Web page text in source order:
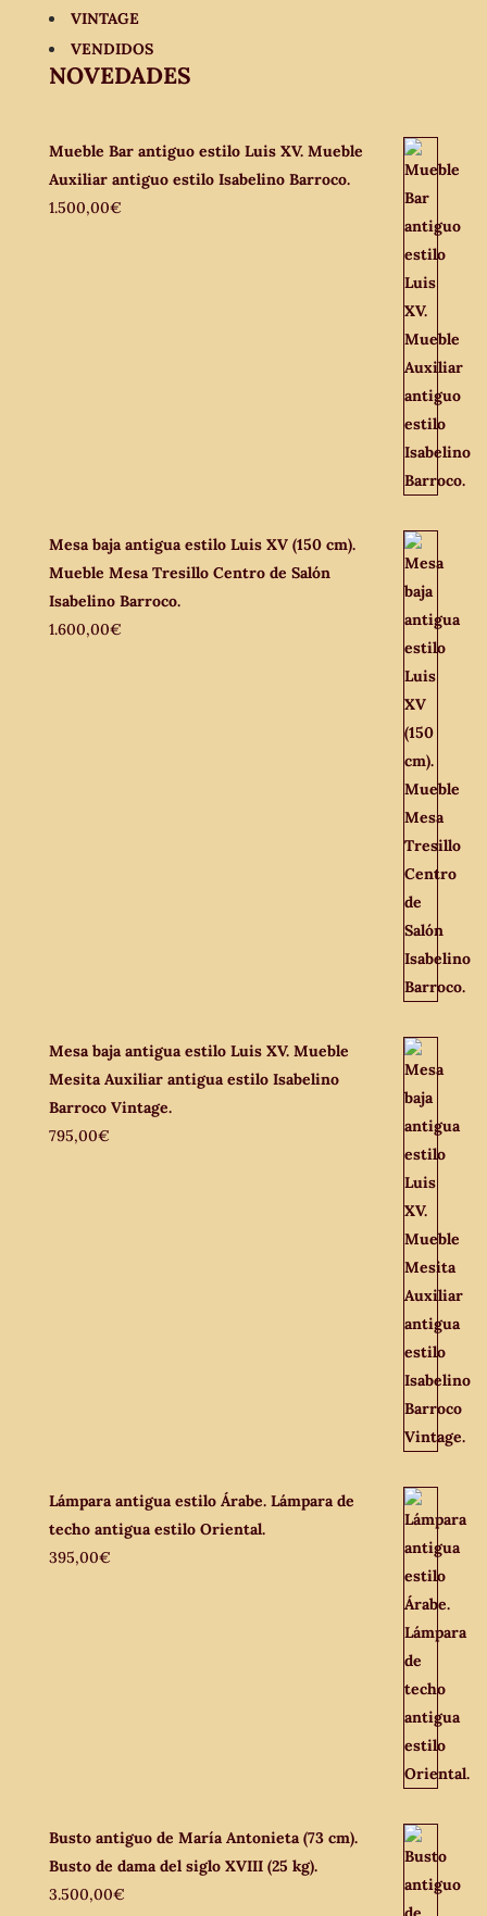
VINTAGE
VENDIDOS
NOVEDADES
Mueble Bar antiguo estilo Luis XV. Mueble
Auxiliar antiguo estilo Isabelino Barroco.
1.500,00€
Mesa baja antigua estilo Luis XV (150 cm).
Mueble Mesa Tresillo Centro de Salón
Isabelino Barroco.
1.600,00€
Mesa baja antigua estilo Luis XV. Mueble
Mesita Auxiliar antigua estilo Isabelino
Barroco Vintage.
795,00€
Lámpara antigua estilo Árabe. Lámpara de
techo antigua estilo Oriental.
395,00€
Busto antiguo de María Antonieta (73 cm).
Busto de dama del siglo XVIII (25 kg).
3.500,00€